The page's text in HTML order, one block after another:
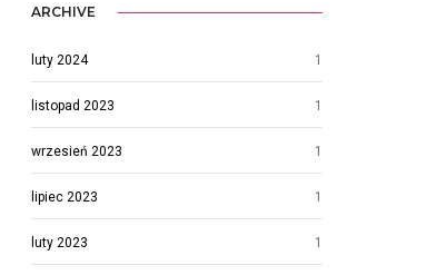
ARCHIVE
luty 2024 1
listopad 2023 1
wrzesień 2023 1
lipiec 2023 1
luty 2023 1